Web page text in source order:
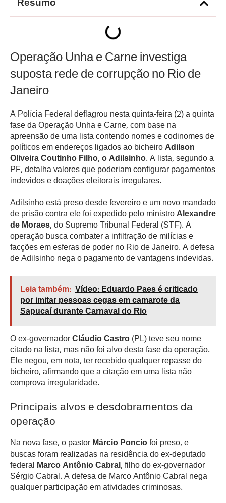
Resumo
Operação Unha e Carne investiga
suposta rede de corrupção no Rio de
Janeiro
A Polícia Federal deflagrou nesta quinta-feira (2) a quinta
fase da Operação Unha e Carne, com base na
apreensão de uma lista contendo nomes e codinomes de
políticos em endereços ligados ao bicheiroAdilson
Oliveira Coutinho Filho, o Adilsinho. A lista, segundo a
PF, detalha valores que poderiam configurar pagamentos
indevidos e doações eleitorais irregulares.
Adilsinho está preso desde fevereiro e um novo mandado
de prisão contra ele foi expedido pelo ministroAlexandre
de Moraes, do Supremo Tribunal Federal (STF). A
operação busca combater a infiltração de milícias e
facções em esferas de poder no Rio de Janeiro. A defesa
de Adilsinho nega o pagamento de vantagens indevidas.
Leia também: Vídeo: Eduardo Paes é criticado
por imitar pessoas cegas em camarote da
Sapucaí durante Carnaval do Rio
O ex-governadorCláudio Castro(PL) teve seu nome
citado na lista, mas não foi alvo desta fase da operação.
Ele negou, em nota, ter recebido qualquer repasse do
bicheiro, afirmando que a citação em uma lista não
comprova irregularidade.
Principais alvos e desdobramentos da
operação
Na nova fase, o pastorMárcio Ponciofoi preso, e
buscas foram realizadas na residência do ex-deputado
federal Marco Antônio Cabral, filho do ex-governador
Sérgio Cabral. A defesa de Marco Antônio Cabral nega
qualquer participação em atividades criminosas.